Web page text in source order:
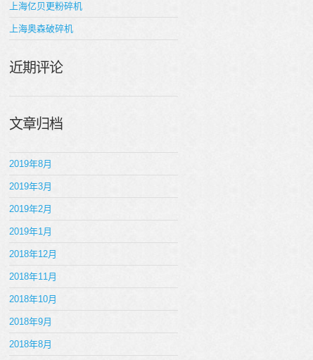
上海亿贝更粉碎机
上海奥森破碎机
近期评论
文章归档
2019年8月
2019年3月
2019年2月
2019年1月
2018年12月
2018年11月
2018年10月
2018年9月
2018年8月